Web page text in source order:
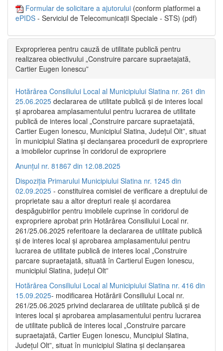
Formular de solicitare a ajutorului (conform platformei a
ePIDS - Serviciul de Telecomunicații Speciale - STS) (pdf)
Exproprierea pentru cauză de utilitate publică pentru
realizarea obiectivului „Construire parcare supraetajată,
Cartier Eugen Ionescu”
Hotărârea Consiliului Local al Municipiului Slatina nr. 261 din
25.06.2025 declararea de utilitate publică și de interes local
și aprobarea amplasamentului pentru lucrarea de utilitate
publică de interes local „Construire parcare supraetajată,
Cartier Eugen Ionescu, Municipiul Slatina, Județul Olt”, situat
în municipiul Slatina și declanșarea procedurii de expropriere
a imobilelor cuprinse în coridorul de expropriere
Anunțul nr. 81867 din 12.08.2025
Dispoziția Primarului Municipiului Slatina nr. 1245 din
02.09.2025 - constituirea comisiei de verificare a dreptului de
proprietate sau a altor drepturi reale și acordarea
despăgubirilor pentru imobilele cuprinse în coridorul de
expropriere aprobat prin Hotărârea Consiliului Local nr.
261/25.06.2025 referitoare la declararea de utilitate publică
și de interes local și aprobarea amplasamentului pentru
lucrarea de utilitate publică de interes local „Construire
parcare supraetajată, situată în Cartierul Eugen Ionescu,
municipiul Slatina, județul Olt”
Hotărârea Consiliului Local al Municipiului Slatina nr. 416 din
15.09.2025- modificarea Hotărârii Consiliului Local nr.
261/25.06.2025 privind declararea de utilitate publică și de
interes local și aprobarea amplasamentului pentru lucrarea
de utilitate publică de interes local „Construire parcare
supraetajată, Cartier Eugen Ionescu, Muncipiul Slatina,
Județul Olt”, situat în municipiul Slatina și declanșarea